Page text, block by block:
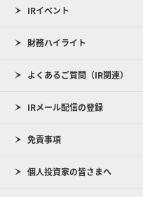
IRイベント
財務ハイライト
よくあるご質問（IR関連）
IRメール配信の登録
免責事項
個人投資家の皆さまへ